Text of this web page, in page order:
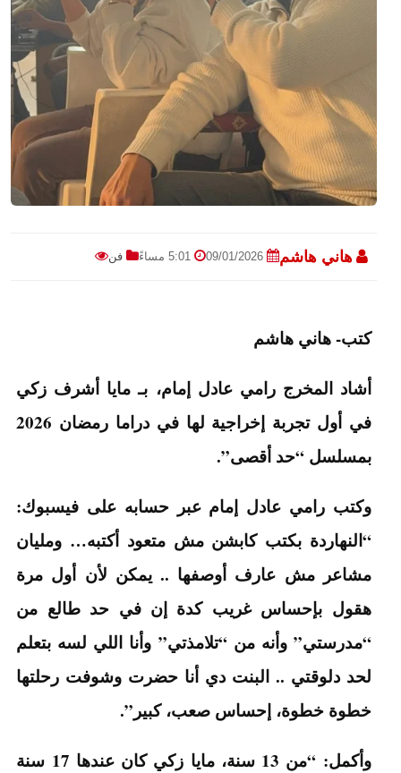
هاني هاشم 09/01/2026 5:01 مساءً فن
كتب- هاني هاشم
أشاد المخرج رامي عادل إمام، بـ مايا أشرف زكي
في أول تجربة إخراجية لها في دراما رمضان 2026
بمسلسل “حد أقصى”.
وكتب رامي عادل إمام عبر حسابه على فيسبوك:
“النهاردة بكتب كابشن مش متعود أكتبه… ومليان
مشاعر مش عارف أوصفها .. يمكن لأن أول مرة
هقول بإحساس غريب كدة إن في حد طالع من
“مدرستي” وأنه من “تلامذتي” وأنا اللي لسه بتعلم
لحد دلوقتي .. البنت دي أنا حضرت وشوفت رحلتها
خطوة خطوة، إحساس صعب، كبير”.
وأكمل: “من 13 سنة، مايا زكي كان عندها 17 سنة